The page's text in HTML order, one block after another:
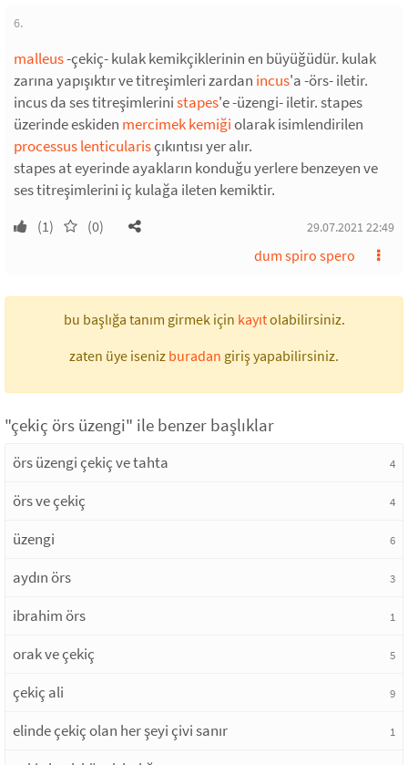
6.
malleus-çekiç- kulak kemikçiklerinin en büyüğüdür. kulak
zarına yapışıktır ve titreşimleri zardan incus'a -örs- iletir.
incus da ses titreşimlerinistapes'e -üzengi- iletir. stapes
üzerinde eskiden mercimek kemiğiolarak isimlendirilen
processus lenticularisçıkıntısı yer alır.
stapes at eyerinde ayakların konduğu yerlere benzeyen ve
ses titreşimlerini iç kulağa ileten kemiktir.
(1) (0) 29.07.2021 22:49
dum spiro spero
bu başlığa tanım girmek için kayıtolabilirsiniz.
zaten üye iseniz buradan giriş yapabilirsiniz.
"çekiç örs üzengi" ile benzer başlıklar
örs üzengi çekiç ve tahta 4
örs ve çekiç 4
üzengi 6
aydın örs 3
ibrahim örs 1
orak ve çekiç 5
çekiç ali 9
elinde çekiç olan her şeyi çivi sanır 1